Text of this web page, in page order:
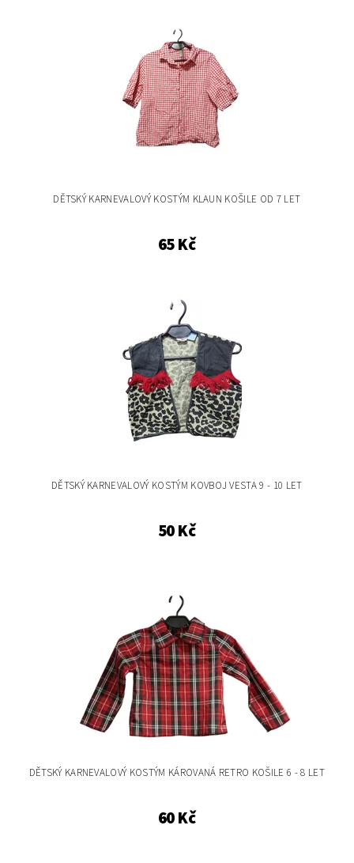
DĚTSKÝ KARNEVALOVÝ KOSTÝM KLAUN KOŠILE OD 7 LET
65 Kč
DĚTSKÝ KARNEVALOVÝ KOSTÝM KOVBOJ VESTA 9 - 10 LET
50 Kč
DĚTSKÝ KARNEVALOVÝ KOSTÝM KÁROVANÁ RETRO KOŠILE 6 - 8 LET
60 Kč